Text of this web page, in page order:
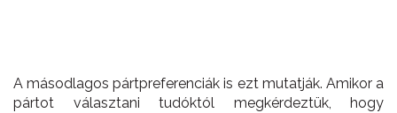
A másodlagos pártpreferenciák is ezt mutatják. Amikor a
pártot választani tudóktól megkérdeztük, hogy